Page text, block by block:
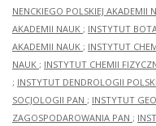
NENCKIEGO POLSKIEJ AKADEMII
AKADEMII NAUK ; INSTYTUT
AKADEMII NAUK ; INSTYTUT
NAUK ; INSTYTUT CHEMII
; INSTYTUT DENDROLOGII
SOCJOLOGII PAN ; INSTYTUT
ZAGOSPODAROWANIA PAN ;